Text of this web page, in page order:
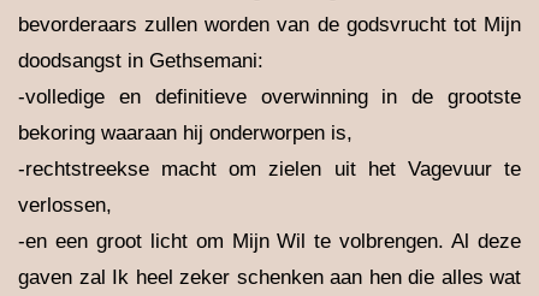
bevorderaars zullen worden van de godsvrucht tot Mijn
doodsangst in Gethsemani:
-volledige en definitieve overwinning in de grootste
bekoring waaraan hij onderworpen is,
-rechtstreekse macht om zielen uit het Vagevuur te
verlossen,
-en een groot licht om Mijn Wil te volbrengen. Al deze
gaven zal Ik heel zeker schenken aan hen die alles wat